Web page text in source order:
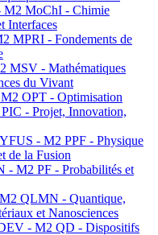
MoChI - Chimie
Interfaces
MPRI - Fondements de
MSV - Mathématiques
du Vivant
OPT - Optimisation
- Projet, Innovation,
- M2 PPF - Physique
de la Fusion
- M2 PF - Probabilités et
QLMN - Quantique,
et Nanosciences
- M2 QD - Dispositifs